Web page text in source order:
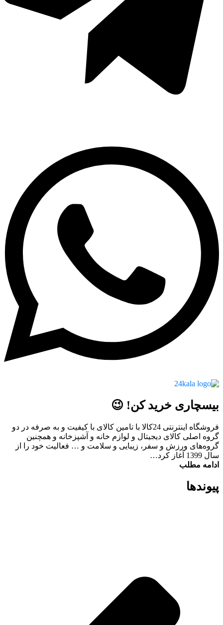
بیسچاری خرید کن! 😉
فروشگاه اینترنتی 24کالا با تامین کالای با کیفیت و به صرفه در دو
گروه اصلی کالای دیجیتال و لوازم خانه و آشپزخانه و همچنین
گروه‌های ورزش و سفر، زیبایی و سلامت و … فعالیت خود را از
سال 1399 آغاز کرد…
ادامه مطلب
پیوند‌ها